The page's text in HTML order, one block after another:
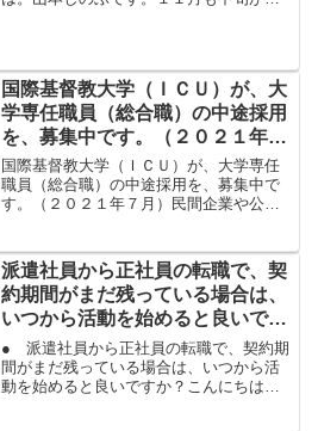
決めるには、あと１か月少し...
国際基督教大学（ＩＣＵ）が、大
学専任職員（総合職）の中途採用
を、募集中です。（２０２１年７
月）
国際基督教大学（ＩＣＵ）が、大学専任
職員（総合職）の中途採用を、募集中で
す。（２０２１年７月）民間企業や公務
転職を希望される場合。事務系の仕事
で、仕事の実績って、どうア...
派遣社員から正社員の転職で、契
約期間がまだ残っている場合は、
いつから活動を始めると良いです
か？
● 派遣社員から正社員の転職で、契約期
間がまだ残っている場合は、いつから活
動を始めると良いですか？こんにちは。